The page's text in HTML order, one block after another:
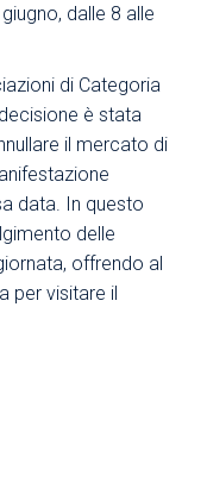
dalle 8 alle
di Categoria
è stata
il mercato di
data. In questo
delle
offrendo al
per visitare il